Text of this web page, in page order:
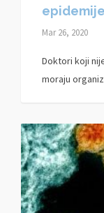
Mar 26, 2020
Doktori koji
moraju